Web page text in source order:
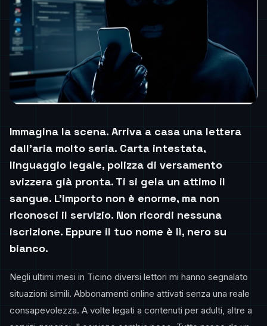
Immagina la scena. Arriva a casa una lettera
dall’aria molto seria. Carta intestata,
linguaggio legale, polizza di versamento
svizzera già pronta. Ti si gela un attimo il
sangue. L’importo non è enorme, ma non
riconosci il servizio. Non ricordi nessuna
iscrizione. Eppure il tuo nome è lì, nero su
bianco.
Negli ultimi mesi in Ticino diversi lettori mi hanno segnalato
situazioni simili. Abbonamenti online attivati senza una reale
consapevolezza. A volte legati a contenuti per adulti, altre a